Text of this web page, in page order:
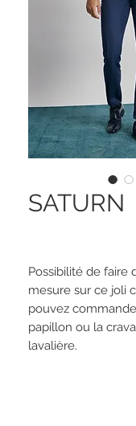
SATURN
Possibilité de faire
mesure sur ce joli
pouvez
papillon ou la
lavalière.